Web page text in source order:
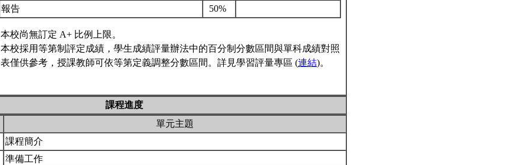
報告 50%
本校尚無訂定 A+ 比例上限。
本校採用等第制評定成績，學生成績評量辦法中的百分制分數區間與單科成績對照
表僅供參考，授課教師可依等第定義調整分數區間。詳見學習評量專區 (連結)。
課程進度
單元主題
課程簡介
準備工作